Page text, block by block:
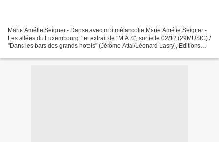
Marie Amélie Seigner - Danse avec moi mélancolie Marie Amélie Seigner -
Les allées du Luxembourg 1er extrait de "M.A.S", sortie le 02/12 (29MUSIC) /
"Dans les bars des grands hotels" (Jérôme Attal/Léonard Lasry), Editions